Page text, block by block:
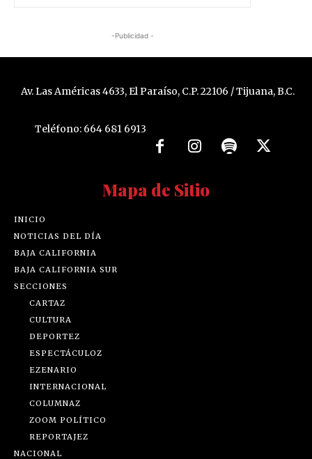
-Publicidad -
Av. Las Américas 4633, El Paraíso, C.P. 22106 / Tijuana, B.C.
Teléfono: 664 681 6913
Mapa de Sitio
INICIO
NOTICIAS DEL DÍA
BAJA CALIFORNIA
BAJA CALIFORNIA SUR
SECCIONES
CARTAZ
CULTURA
DEPORTEZ
ESPECTÁCULOZ
EZENARIO
INTERNACIONAL
COLUMNAZ
ZOOM POLÍTICO
REPORTAJEZ
NACIONAL